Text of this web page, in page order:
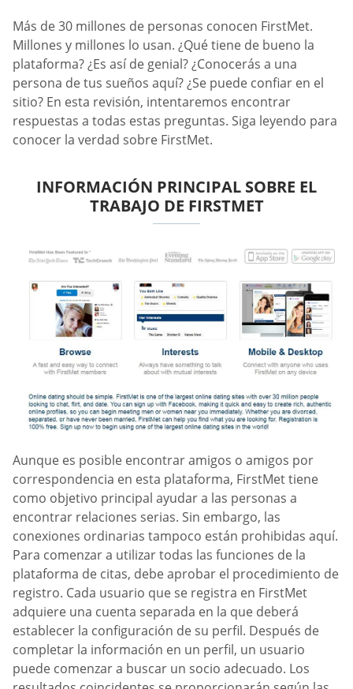
Más de 30 millones de personas conocen FirstMet.
Millones y millones lo usan. ¿Qué tiene de bueno la
plataforma? ¿Es así de genial? ¿Conocerás a una
persona de tus sueños aquí? ¿Se puede confiar en el
sitio? En esta revisión, intentaremos encontrar
respuestas a todas estas preguntas. Siga leyendo para
conocer la verdad sobre FirstMet.
INFORMACIÓN PRINCIPAL SOBRE EL
TRABAJO DE FIRSTMET
Aunque es posible encontrar amigos o amigos por
correspondencia en esta plataforma, FirstMet tiene
como objetivo principal ayudar a las personas a
encontrar relaciones serias. Sin embargo, las
conexiones ordinarias tampoco están prohibidas aquí.
Para comenzar a utilizar todas las funciones de la
plataforma de citas, debe aprobar el procedimiento de
registro. Cada usuario que se registra en FirstMet
adquiere una cuenta separada en la que deberá
establecer la configuración de su perfil. Después de
completar la información en un perfil, un usuario
puede comenzar a buscar un socio adecuado. Los